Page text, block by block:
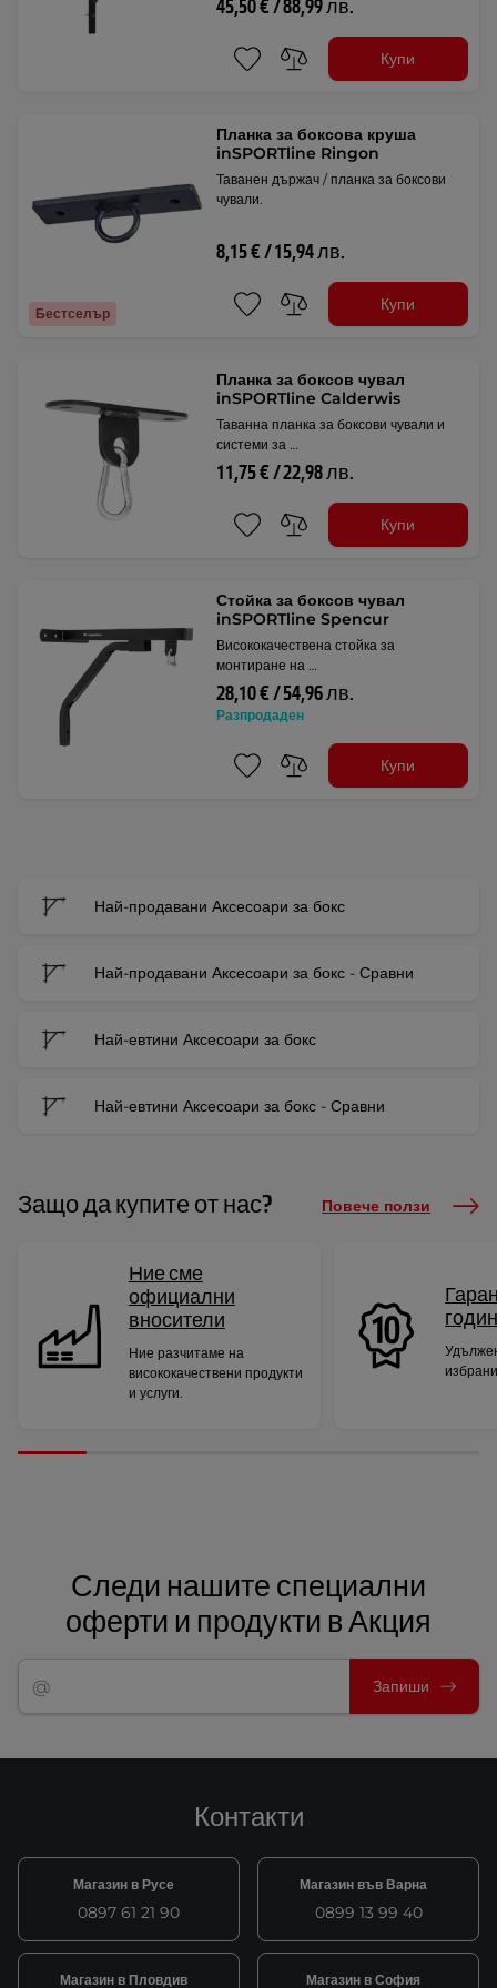
45,50 € / 88,99 лв.
Купи
Бестселър
Планка за боксова круша
inSPORTline Ringon
Таванен държач / планка за боксови
чували.
8,15 € / 15,94 лв.
Купи
Планка за боксов чувал
inSPORTline Calderwis
Таванна планка за боксови чували и
системи за …
11,75 € / 22,98 лв.
Купи
Стойка за боксов чувал
inSPORTline Spencur
Висококачествена стойка за
монтиране на …
28,10 € / 54,96 лв.
Разпродаден
Купи
Най-продавани Аксесоари за бокс
Най-продавани Аксесоари за бокс - Сравни
Най-евтини Аксесоари за бокс
Най-евтини Аксесоари за бокс - Сравни
Защо да купите от нас? Повече ползи
Ние сме
официални
вносители
Ние разчитаме на
висококачествени продукти
и услуги.
Следи нашите специални
оферти и продукти в Акция
Запиши
Контакти
Магазин в Русе
0897 61 21 90
Магазин във Варна
0899 13 99 40
Магазин в Пловдив Магазин в София